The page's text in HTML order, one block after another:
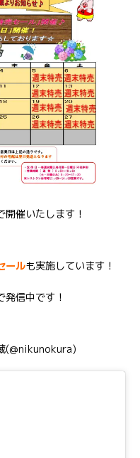
開催いたします！
ールも実施しています！
発信中です！
(@nikunokura)